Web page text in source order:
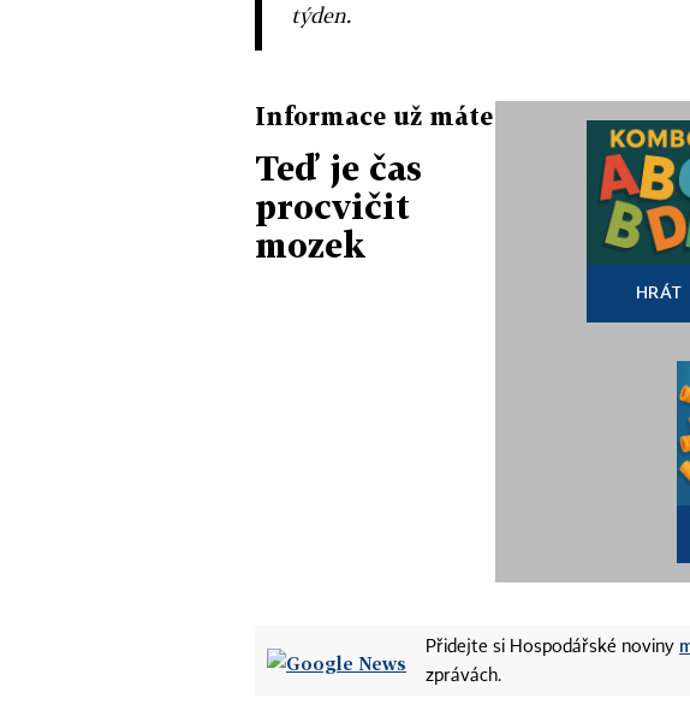
týden.
Informace už máte
Teď je čas
procvičit
mozek
HRÁT
Přidejte si Hospodářské noviny
zprávách.